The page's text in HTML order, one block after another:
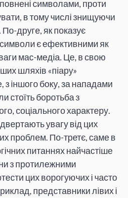
символами, проти
в тому числі знищуючи
друге, як показує
є ефективними як
мас-медіа. Це, в свою
шляхів «піару»
з іншого боку, за нападами
стоїть боротьба з
соціального характеру.
увагу від цих
проблем. По-третє, саме в
питаннях найчастіше
з протилежними
цих ворогуючих і часто
представники лівих і